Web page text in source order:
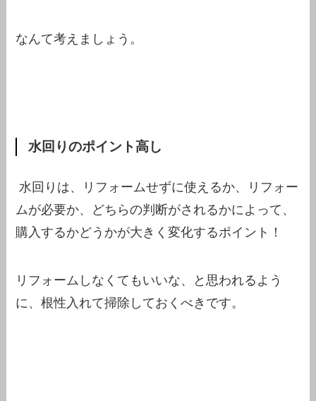
なんて考えましょう。
水回りのポイント高し
水回りは、リフォームせずに使えるか、リフォー
ムが必要か、どちらの判断がされるかによって、
購入するかどうかが大きく変化するポイント！
リフォームしなくてもいいな、と思われるよう
に、根性入れて掃除しておくべきです。